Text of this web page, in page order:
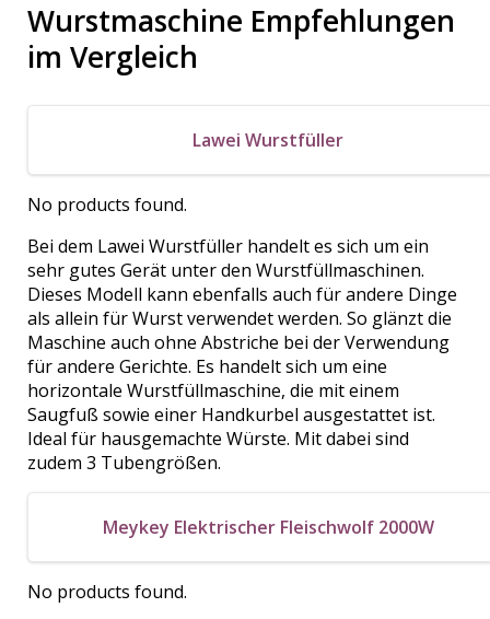
Wurstmaschine Empfehlungen
im Vergleich
Lawei Wurstfüller
No products found.
Bei dem Lawei Wurstfüller handelt es sich um ein
sehr gutes Gerät unter den Wurstfüllmaschinen.
Dieses Modell kann ebenfalls auch für andere Dinge
als allein für Wurst verwendet werden. So glänzt die
Maschine auch ohne Abstriche bei der Verwendung
für andere Gerichte. Es handelt sich um eine
horizontale Wurstfüllmaschine, die mit einem
Saugfuß sowie einer Handkurbel ausgestattet ist.
Ideal für hausgemachte Würste. Mit dabei sind
zudem 3 Tubengrößen.
Meykey Elektrischer Fleischwolf 2000W
No products found.